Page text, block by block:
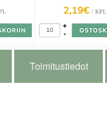
2,19€ / KPL
-
+
Toimitustiedot